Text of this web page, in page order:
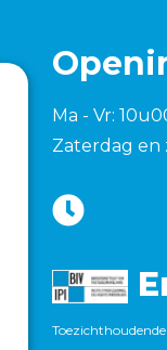
Ma - Vr:
Zaterdag en